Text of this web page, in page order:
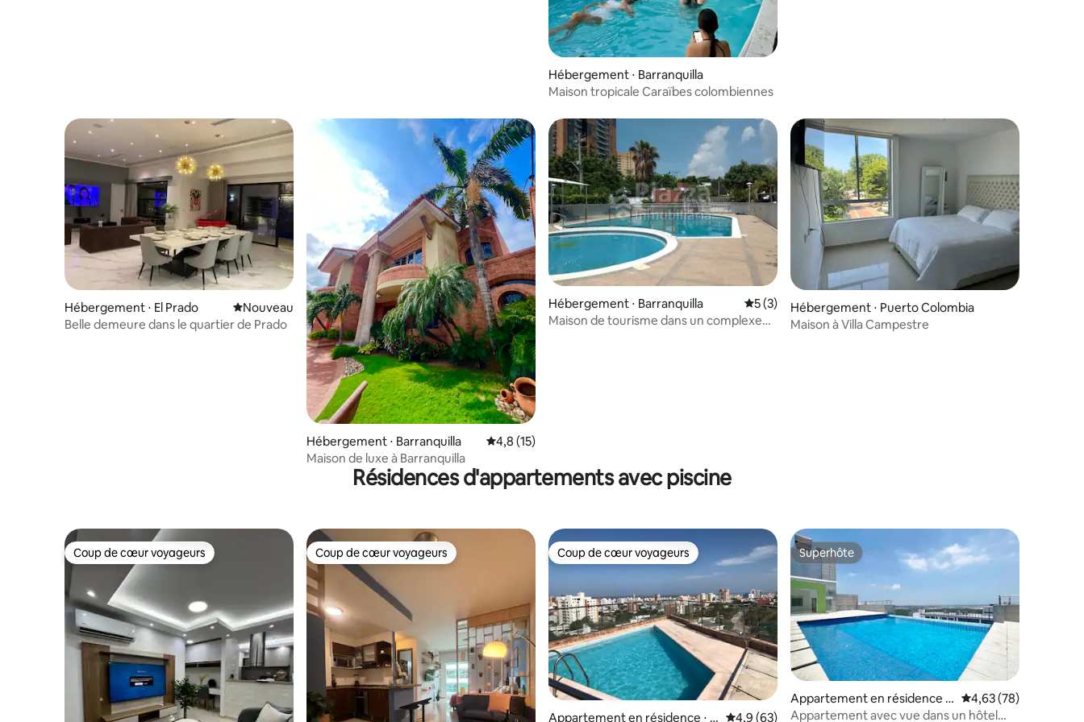
Hébergement ⋅ Barranquilla
Maison tropicale Caraïbes colombiennes
Hébergement ⋅ El Prado Nouvel hébergement
Nouveau
Belle demeure dans le quartier de Prado
Hébergement ⋅ Barranquilla Évaluation moyenne sur la base de 15 commentaires : 4,8 sur 5
4,8 (15)
Maison de luxe à Barranquilla
Hébergement ⋅ Barranquilla Évaluation moyenne sur la base de 3 commentaires : 5 sur 5
5 (3)
Maison de tourisme dans un complexe
Hébergement ⋅ Puerto Colombia
Maison à Villa Campestre
Résidences d'appartements avec piscine
Coup de cœur voyageurs
Coup de cœur voyageurs Coup de cœur voyageurs
Coup de cœur voyageurs Coup de cœur voyageurs
Coup de cœur voyageurs
Appartement en résidence ⋅ B Évaluation moyenne sur la base de 63 commentaires : 4,9 sur 5
4,9 (63)
Superhôte
Superhôte
Appartement en résidence ⋅
Barranquilla
Évaluation moyenne
4,63 (78)
Appartement avec vue dans un hôtel